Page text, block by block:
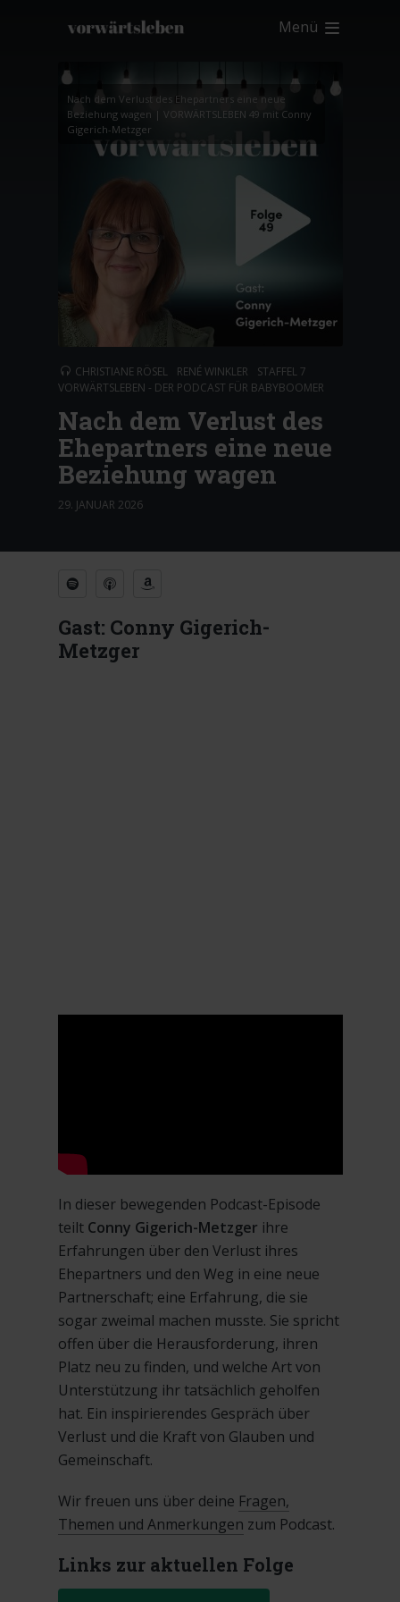
Menü
Nach dem Verlust des Ehepartners eine neue
Beziehung wagen | VORWÄRTSLEBEN 49 mit Conny
Gigerich-Metzger
CHRISTIANE RÖSEL RENÉ WINKLER
STAFFEL 7
VORWÄRTSLEBEN - DER PODCAST FÜR BABYBOOMER
Nach dem Verlust des
Ehepartners eine neue
Beziehung wagen
29. JANUAR 2026
Gast: Conny Gigerich-
Metzger
In dieser bewegenden Podcast-Episode
teilt Conny Gigerich-Metzger ihre
Erfahrungen über den Verlust ihres
Ehepartners und den Weg in eine neue
Partnerschaft; eine Erfahrung, die sie
sogar zweimal machen musste. Sie spricht
offen über die Herausforderung, ihren
Platz neu zu finden, und welche Art von
Unterstützung ihr tatsächlich geholfen
hat. Ein inspirierendes Gespräch über
Verlust und die Kraft von Glauben und
Gemeinschaft.
Wir freuen uns über deine Fragen,
Themen und Anmerkungen zum Podcast.
Links zur aktuellen Folge